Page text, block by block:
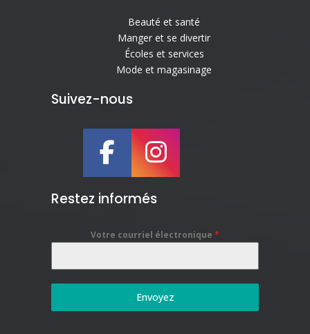
Beauté et santé
Manger et se divertir
Écoles et services
Mode et magasinage
Suivez-nous
Restez informés
Votre courriel électronique *
Envoyez